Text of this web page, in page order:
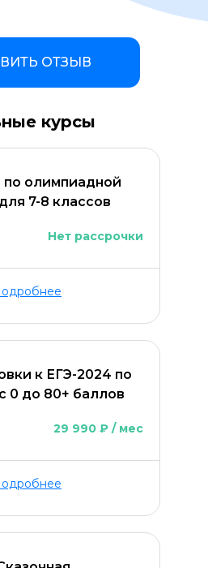
ОТЗЫВ
курсы
по олимпиадной
7-8 классов
Нет рассрочки
к ЕГЭ-2024 по
0 до 80+ баллов
29 990 ₽ / мес